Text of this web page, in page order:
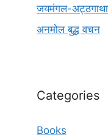
जयमंगल-अट्ठगाथा
अनमोल बुद्ध वचन
Categories
Books